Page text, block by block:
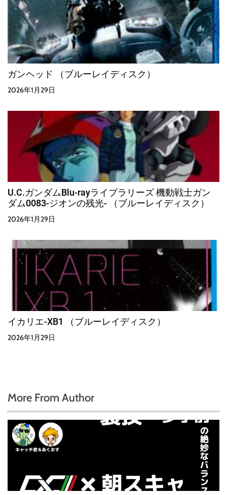
ガンヘッド （ブルーレイディスク）
2026年1月29日
U.C.ガンダムBlu-rayライブラリーズ 機動戦士ガン
ダム0083-ジオンの残光- （ブルーレイディスク）
2026年1月29日
イカリエ-XB1 （ブルーレイディスク）
2026年1月29日
More From Author